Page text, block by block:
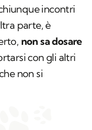
incontri
parte, è
non sa dosare
con gli altri
non si